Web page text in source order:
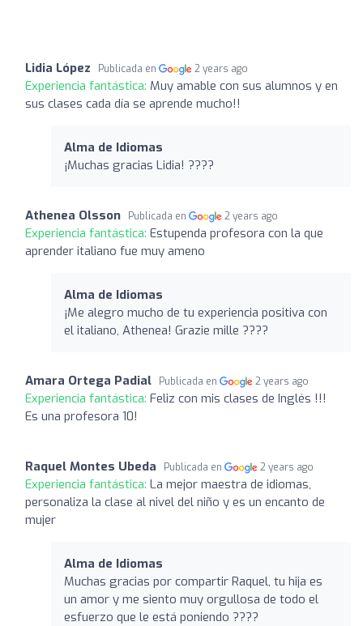
Lidia López Publicada en 2 years ago
Experiencia fantástica: Muy amable con sus alumnos y en
sus clases cada día se aprende mucho!!
Alma de Idiomas
¡Muchas gracias Lidia! ????
Athenea Olsson Publicada en 2 years ago
Experiencia fantástica: Estupenda profesora con la que
aprender italiano fue muy ameno
Alma de Idiomas
¡Me alegro mucho de tu experiencia positiva con
el italiano, Athenea! Grazie mille ????
Amara Ortega Padial Publicada en 2 years ago
Experiencia fantástica: Feliz con mis clases de Inglés !!!
Es una profesora 10!
Raquel Montes Ubeda Publicada en 2 years ago
Experiencia fantástica: La mejor maestra de idiomas,
personaliza la clase al nivel del niño y es un encanto de
mujer
Alma de Idiomas
Muchas gracias por compartir Raquel, tu hija es
un amor y me siento muy orgullosa de todo el
esfuerzo que le está poniendo ????